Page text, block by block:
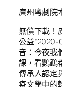
廣州粵劇院
無償下載！
公益”2020-
音：今夜我
課，看鸚鵡
傳承人認定
疫文學中的